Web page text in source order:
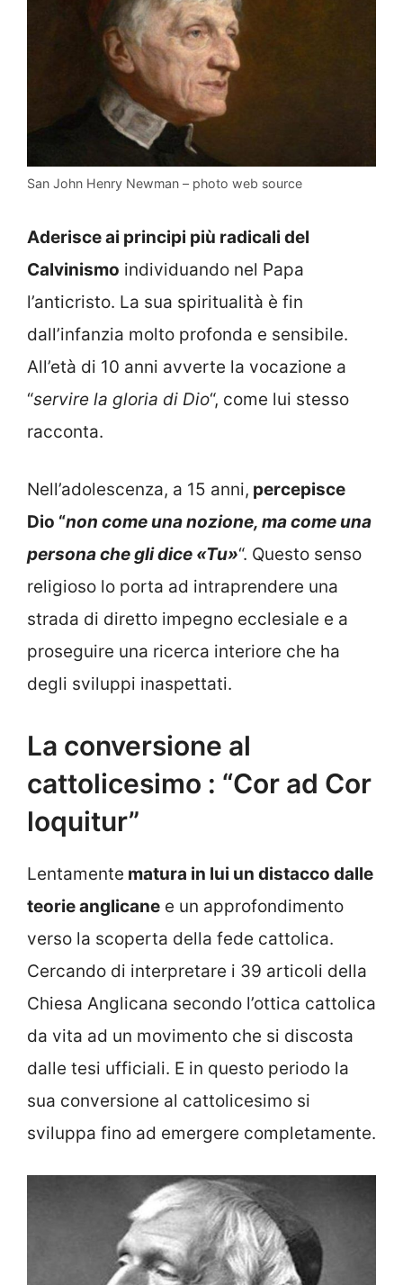
San John Henry Newman – photo web source
Aderisce ai principi più radicali del
Calvinismo individuando nel Papa
l’anticristo. La sua spiritualità è fin
dall’infanzia molto profonda e sensibile.
All’età di 10 anni avverte la vocazione a
“servire la gloria di Dio“, come lui stesso
racconta.
Nell’adolescenza, a 15 anni, percepisce
Dio “non come una nozione, ma come una
persona che gli dice «Tu»“. Questo senso
religioso lo porta ad intraprendere una
strada di diretto impegno ecclesiale e a
proseguire una ricerca interiore che ha
degli sviluppi inaspettati.
La conversione al
cattolicesimo : “Cor ad Cor
loquitur”
Lentamente matura in lui un distacco dalle
teorie anglicane e un approfondimento
verso la scoperta della fede cattolica.
Cercando di interpretare i 39 articoli della
Chiesa Anglicana secondo l’ottica cattolica
da vita ad un movimento che si discosta
dalle tesi ufficiali. E in questo periodo la
sua conversione al cattolicesimo si
sviluppa fino ad emergere completamente.